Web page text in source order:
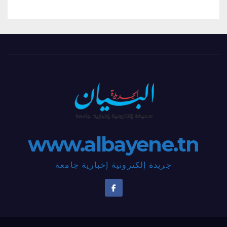
www.albayene.tn
جريدة إلكترونية إخبارية جامعة